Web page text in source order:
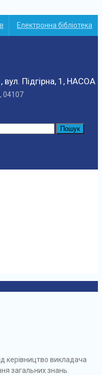
Електронна бібліотека
вул. Підгірна, 1, НАСОА
04107
керівництво викладача
загальних знань.